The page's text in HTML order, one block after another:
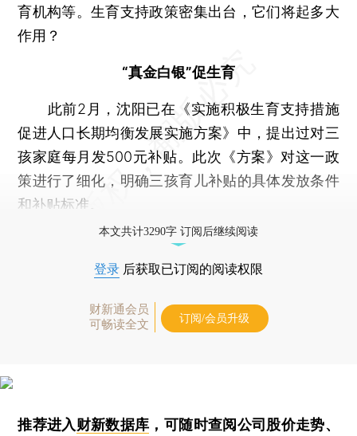
育机构等。生育支持政策密集出台，它们将起多大
作用？
“真金白银”促生育
此前2月，沈阳已在《实施积极生育支持措施
促进人口长期均衡发展实施方案》中，提出过对三
孩家庭每月发500元补贴。此次《方案》对这一政
策进行了细化，明确三孩育儿补贴的具体发放条件
和补贴标准。
本文共计3290字 订阅后继续阅读
登录 后获取已订阅的阅读权限
财新通会员
可畅读全文
订阅/会员升级
推荐进入财新数据库 ，可随时查阅公司股价走势、